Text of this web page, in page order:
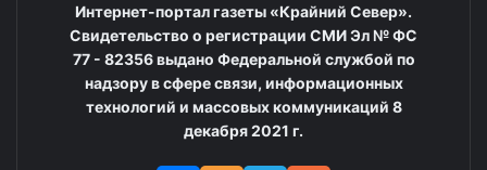
Интернет-портал газеты «Крайний Север».
Свидетельство о регистрации СМИ Эл № ФС
77 - 82356 выдано Федеральной службой по
надзору в сфере связи, информационных
технологий и массовых коммуникаций 8
декабря 2021 г.